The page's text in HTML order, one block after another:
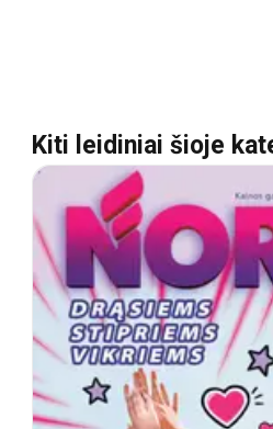
Kiti leidiniai šioje